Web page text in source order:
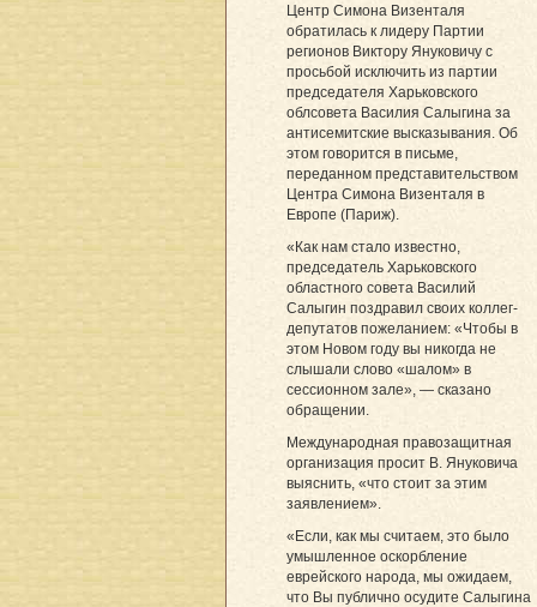
Центр Симона Визенталя
обратилась к лидеру Партии
регионов Виктору Януковичу с
просьбой исключить из партии
председателя Харьковского
облсовета Василия Салыгина за
антисемитские высказывания. Об
этом говорится в письме,
переданном представительством
Центра Симона Визенталя в
Европе (Париж).
«Как нам стало известно,
председатель Харьковского
областного совета Василий
Салыгин поздравил своих коллег-
депутатов пожеланием: «Чтобы в
этом Новом году вы никогда не
слышали слово «шалом» в
сессионном зале», — сказано
обращении.
Международная правозащитная
организация просит В. Януковича
выяснить, «что стоит за этим
заявлением».
«Если, как мы считаем, это было
умышленное оскорбление
еврейского народа, мы ожидаем,
что Вы публично осудите Салыгина